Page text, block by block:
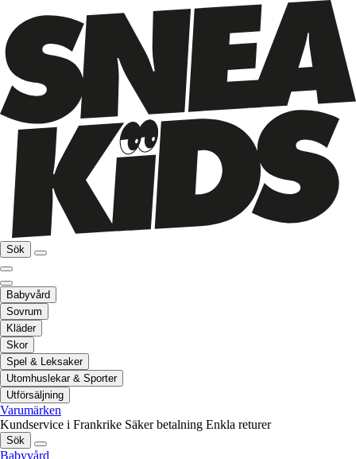
Sök
Babyvård
Sovrum
Kläder
Skor
Spel & Leksaker
Utomhuslekar & Sporter
Utförsäljning
Varumärken
Kundservice i Frankrike Säker betalning Enkla returer
Sök
Babyvård